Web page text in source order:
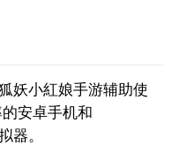
妖小紅娘手游辅助使
安卓手机和
。